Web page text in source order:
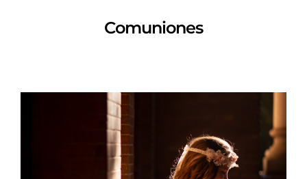
Comuniones